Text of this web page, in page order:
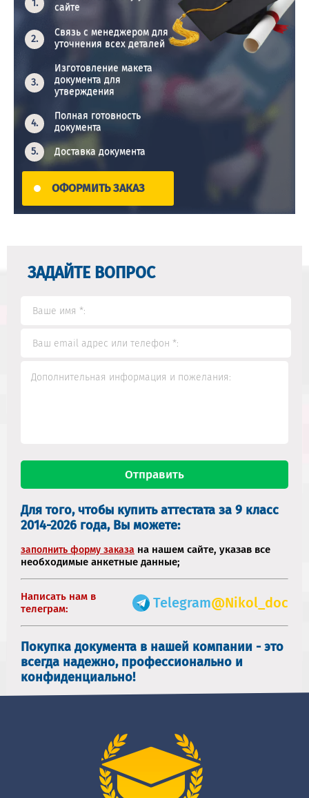
сайте
Связь с менеджером для
уточнения всех деталей
Изготовление макета
документа для
утверждения
Полная готовность
документа
Доставка документа
ОФОРМИТЬ ЗАКАЗ
ЗАДАЙТЕ ВОПРОС
Для того, чтобы купить аттестата за 9 класс
2014-2026 года, Вы можете:
заполнить форму заказа на нашем сайте, указав все
необходимые анкетные данные;
Написать нам в
телеграм:
Telegram@Nikol_doc
Покупка документа в нашей компании - это
всегда надежно, профессионально и
конфиденциально!